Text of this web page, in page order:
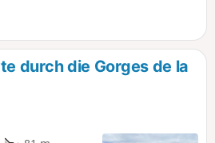
durch die Gorges de la